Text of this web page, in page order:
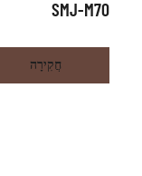
SMJ-M70
חֲקִירָה